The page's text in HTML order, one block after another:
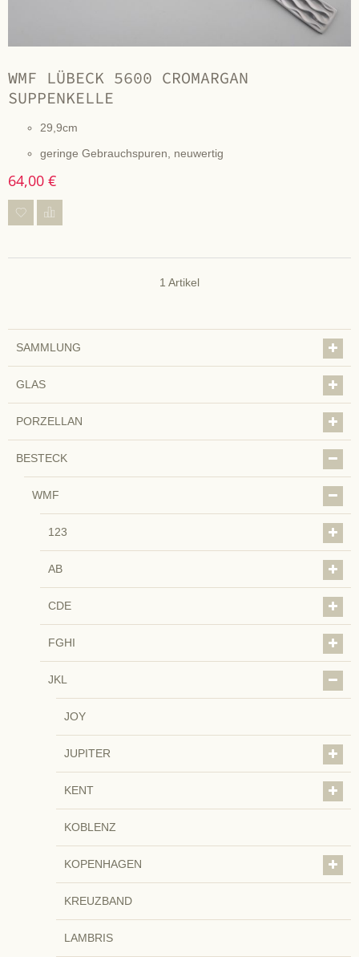
WMF LÜBECK 5600 CROMARGAN
SUPPENKELLE
29,9cm
geringe Gebrauchspuren, neuwertig
64,00 €
1 Artikel
SAMMLUNG
GLAS
PORZELLAN
BESTECK
WMF
123
AB
CDE
FGHI
JKL
JOY
JUPITER
KENT
KOBLENZ
KOPENHAGEN
KREUZBAND
LAMBRIS